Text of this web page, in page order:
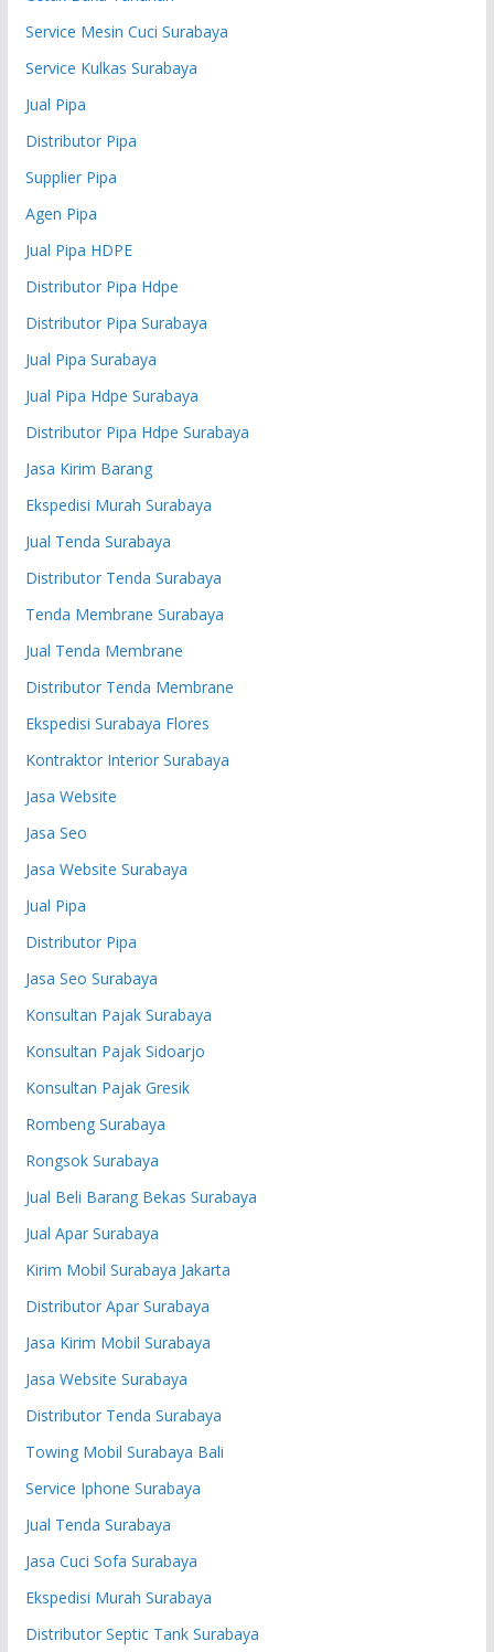
Service Mesin Cuci Surabaya
Service Kulkas Surabaya
Jual Pipa
Distributor Pipa
Supplier Pipa
Agen Pipa
Jual Pipa HDPE
Distributor Pipa Hdpe
Distributor Pipa Surabaya
Jual Pipa Surabaya
Jual Pipa Hdpe Surabaya
Distributor Pipa Hdpe Surabaya
Jasa Kirim Barang
Ekspedisi Murah Surabaya
Jual Tenda Surabaya
Distributor Tenda Surabaya
Tenda Membrane Surabaya
Jual Tenda Membrane
Distributor Tenda Membrane
Ekspedisi Surabaya Flores
Kontraktor Interior Surabaya
Jasa Website
Jasa Seo
Jasa Website Surabaya
Jual Pipa
Distributor Pipa
Jasa Seo Surabaya
Konsultan Pajak Surabaya
Konsultan Pajak Sidoarjo
Konsultan Pajak Gresik
Rombeng Surabaya
Rongsok Surabaya
Jual Beli Barang Bekas Surabaya
Jual Apar Surabaya
Kirim Mobil Surabaya Jakarta
Distributor Apar Surabaya
Jasa Kirim Mobil Surabaya
Jasa Website Surabaya
Distributor Tenda Surabaya
Towing Mobil Surabaya Bali
Service Iphone Surabaya
Jual Tenda Surabaya
Jasa Cuci Sofa Surabaya
Ekspedisi Murah Surabaya
Distributor Septic Tank Surabaya